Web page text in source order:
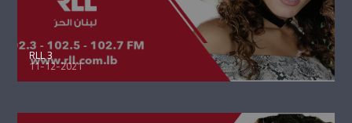
RLL 3
11-12-2021